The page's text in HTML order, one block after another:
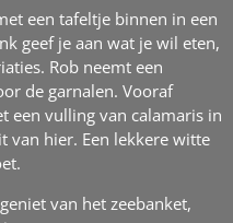
een tafeltje binnen in een
geef je aan wat je wil eten,
Rob neemt een
de garnalen. Vooraf
een vulling van calamaris in
van hier. Een lekkere witte
van het zeebanket,